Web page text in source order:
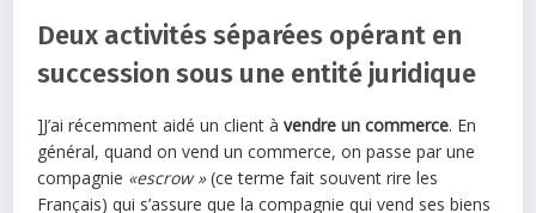
Deux activités séparées opérant en
succession sous une entité juridique
]J’ai récemment aidé un client àvendre un commerce. En
général, quand on vend un commerce, on passe par une
compagnie «escrow »(ce terme fait souvent rire les
Français) qui s’assure que la compagnie qui vend ses biens